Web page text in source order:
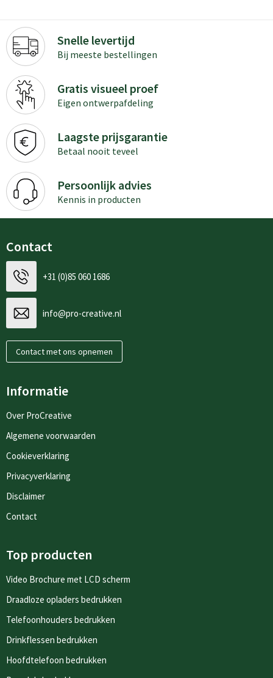
Snelle levertijd
Bij meeste bestellingen
Gratis visueel proef
Eigen ontwerpafdeling
Laagste prijsgarantie
Betaal nooit teveel
Persoonlijk advies
Kennis in producten
Contact
+31 (0)85 060 1686
info@pro-creative.nl
Contact met ons opnemen
Informatie
Over ProCreative
Algemene voorwaarden
Cookieverklaring
Privacyverklaring
Disclaimer
Contact
Top producten
Video Brochure met LCD scherm
Draadloze opladers bedrukken
Telefoonhouders bedrukken
Drinkflessen bedrukken
Hoofdtelefoon bedrukken